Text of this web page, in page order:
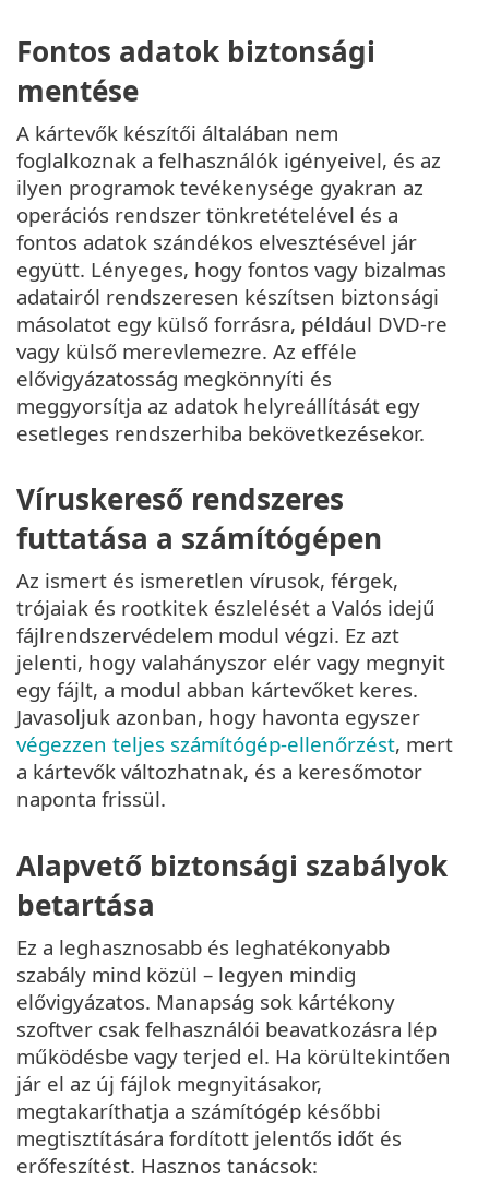
Fontos adatok biztonsági
mentése
A kártevők készítői általában nem
foglalkoznak a felhasználók igényeivel, és az
ilyen programok tevékenysége gyakran az
operációs rendszer tönkretételével és a
fontos adatok szándékos elvesztésével jár
együtt. Lényeges, hogy fontos vagy bizalmas
adatairól rendszeresen készítsen biztonsági
másolatot egy külső forrásra, például DVD-re
vagy külső merevlemezre. Az efféle
elővigyázatosság megkönnyíti és
meggyorsítja az adatok helyreállítását egy
esetleges rendszerhiba bekövetkezésekor.
Víruskereső rendszeres
futtatása a számítógépen
Az ismert és ismeretlen vírusok, férgek,
trójaiak és rootkitek észlelését a Valós idejű
fájlrendszervédelem modul végzi. Ez azt
jelenti, hogy valahányszor elér vagy megnyit
egy fájlt, a modul abban kártevőket keres.
Javasoljuk azonban, hogy havonta egyszer
végezzen teljes számítógép-ellenőrzést, mert
a kártevők változhatnak, és a keresőmotor
naponta frissül.
Alapvető biztonsági szabályok
betartása
Ez a leghasznosabb és leghatékonyabb
szabály mind közül – legyen mindig
elővigyázatos. Manapság sok kártékony
szoftver csak felhasználói beavatkozásra lép
működésbe vagy terjed el. Ha körültekintően
jár el az új fájlok megnyitásakor,
megtakaríthatja a számítógép későbbi
megtisztítására fordított jelentős időt és
erőfeszítést. Hasznos tanácsok: